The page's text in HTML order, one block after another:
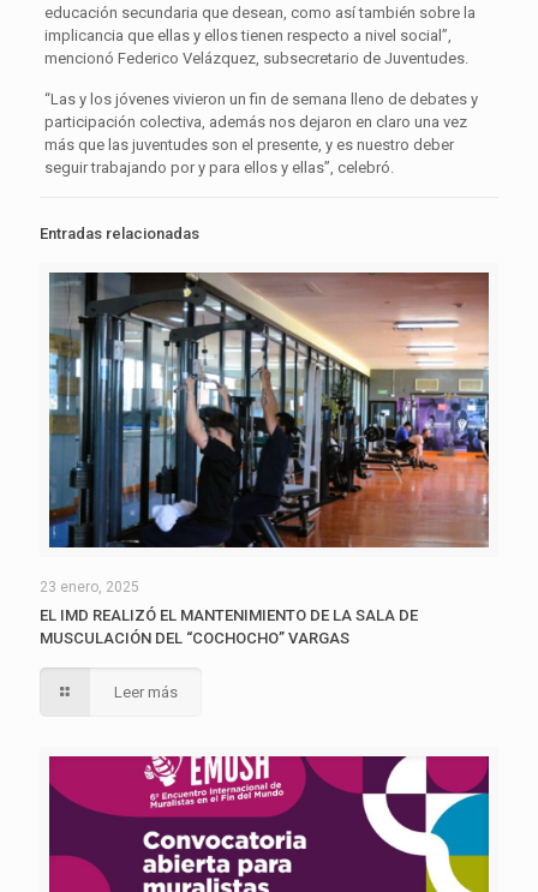
educación secundaria que desean, como así también sobre la
implicancia que ellas y ellos tienen respecto a nivel social”,
mencionó Federico Velázquez, subsecretario de Juventudes.
“Las y los jóvenes vivieron un fin de semana lleno de debates y
participación colectiva, además nos dejaron en claro una vez
más que las juventudes son el presente, y es nuestro deber
seguir trabajando por y para ellos y ellas”, celebró.
Entradas relacionadas
23 enero, 2025
EL IMD REALIZÓ EL MANTENIMIENTO DE LA SALA DE
MUSCULACIÓN DEL “COCHOCHO” VARGAS
Leer más